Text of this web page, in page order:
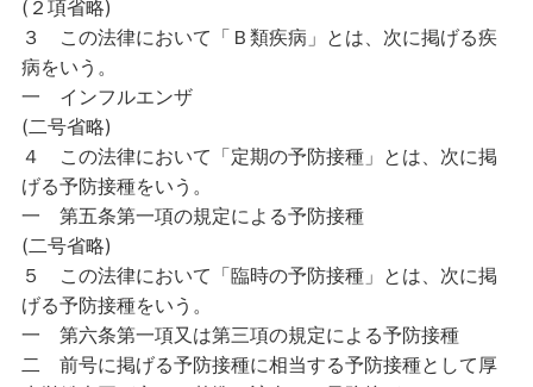
(２項省略)
３
この法律において「Ｂ類疾病」とは、次に掲げる疾
病をいう。
一 インフルエンザ
(二号省略)
４
この法律において「定期の予防接種」とは、次に掲
げる予防接種をいう。
一 第五条第一項の規定による予防接種
(二号省略)
５
この法律において「臨時の予防接種」とは、次に掲
げる予防接種をいう。
一 第六条第一項又は第三項の規定による予防接種
二 前号に掲げる予防接種に相当する予防接種として厚